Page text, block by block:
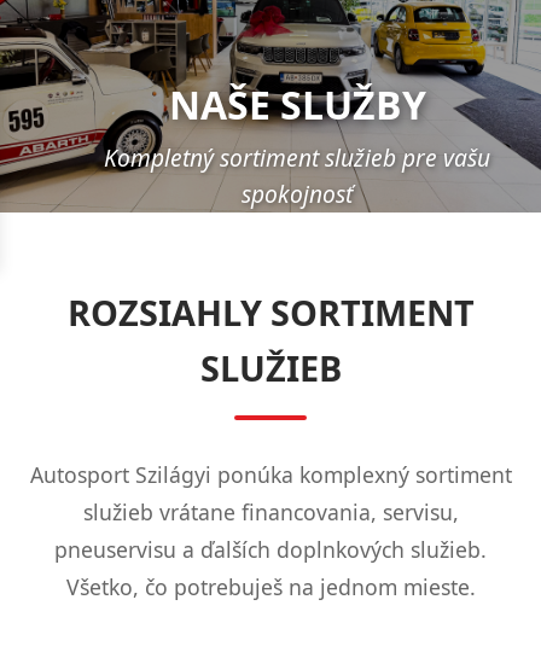
NAŠE SLUŽBY
Kompletný sortiment služieb pre vašu
spokojnosť
ROZSIAHLY SORTIMENT
SLUŽIEB
Autosport Szilágyi ponúka komplexný sortiment
služieb vrátane financovania, servisu,
pneuservisu a ďalších doplnkových služieb.
Všetko, čo potrebuješ na jednom mieste.